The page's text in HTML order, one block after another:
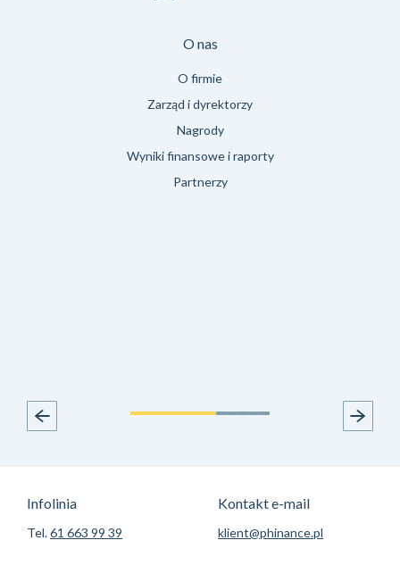
O nas
O firmie
Zarząd i dyrektorzy
Nagrody
Wyniki finansowe i raporty
Partnerzy
Infolinia
Tel.61 663 99 39
Kontakt e-mail
klient@phinance.pl